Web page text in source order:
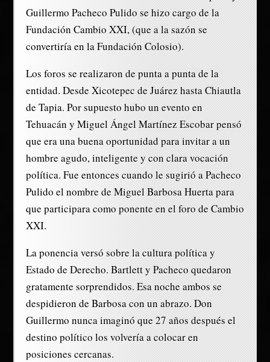
Guillermo Pacheco Pulido se hizo cargo de la
Fundación Cambio XXI, (que a la sazón se
convertiría en la Fundación Colosio).
Los foros se realizaron de punta a punta de la
entidad. Desde Xicotepec de Juárez hasta Chiautla
de Tapia. Por supuesto hubo un evento en
Tehuacán y Miguel Ángel Martínez Escobar pensó
que era una buena oportunidad para invitar a un
hombre agudo, inteligente y con clara vocación
política. Fue entonces cuando le sugirió a Pacheco
Pulido el nombre de Miguel Barbosa Huerta para
que participara como ponente en el foro de Cambio
XXI.
La ponencia versó sobre la cultura política y
Estado de Derecho. Bartlett y Pacheco quedaron
gratamente sorprendidos. Esa noche ambos se
despidieron de Barbosa con un abrazo. Don
Guillermo nunca imaginó que 27 años después el
destino político los volvería a colocar en
posiciones cercanas.